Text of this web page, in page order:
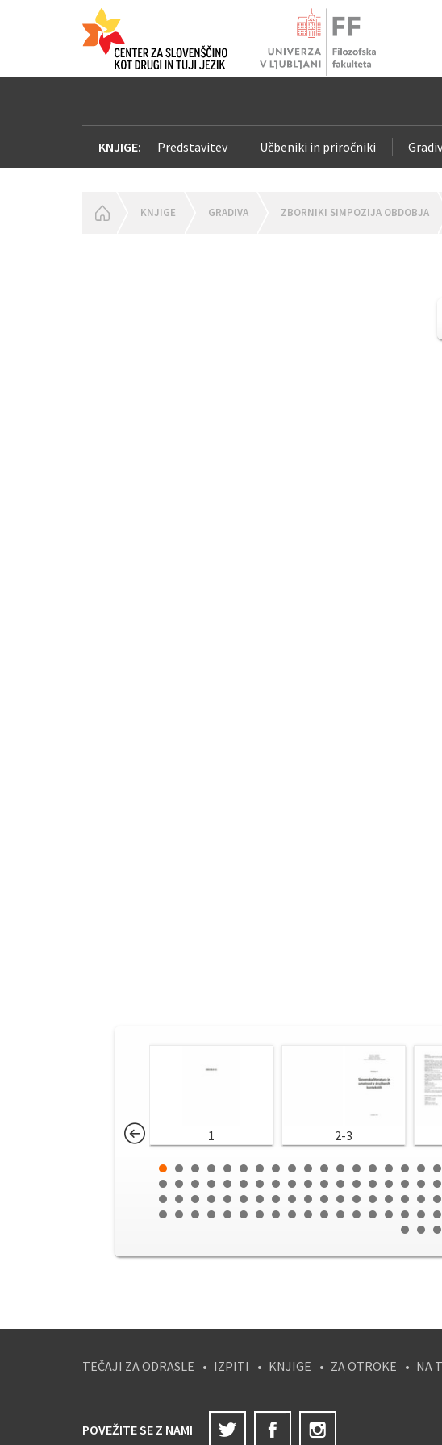
KNJIGE: Predstavitev Učbeniki in priročniki
HOMEPAGE
KNJIGE GRADIVA ZBORNIKI SIMPOZIJA OBDOBJA
1 2-3
TEČAJI ZA ODRASLE IZPITI KNJIGE ZA OTROKE NA
POVEŽITE SE Z NAMI
Twitter Facebook